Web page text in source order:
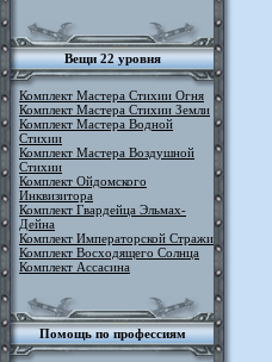
Вещи 22 уровня
Комплект Мастера Стихии Огня
Комплект Мастера Стихии Земли
Комплект Мастера Водной
Стихии
Комплект Мастера Воздушной
Стихии
Комплект Ойдомского
Инквизитора
Комплект Гвардейца Эльмах-
Дейна
Комплект Императорской Стражи
Комплект Восходящего Солнца
Комплект Ассасина
Помощь по профессиям